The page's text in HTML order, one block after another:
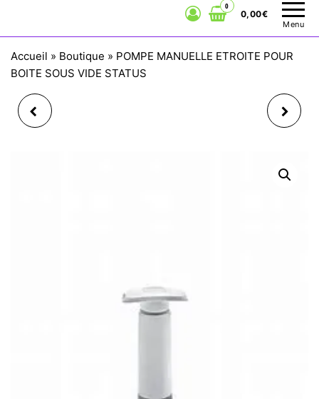
Menu
0
0,00€
Accueil » Boutique » POMPE MANUELLE ETROITE POUR
BOITE SOUS VIDE STATUS
POMPE ELECTRIQUE